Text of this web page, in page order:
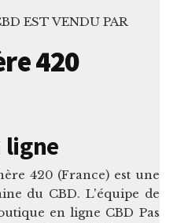
EST VENDU PAR
420
ligne
420 (France) est une
du CBD. L'équipe de
en ligne CBD Pas